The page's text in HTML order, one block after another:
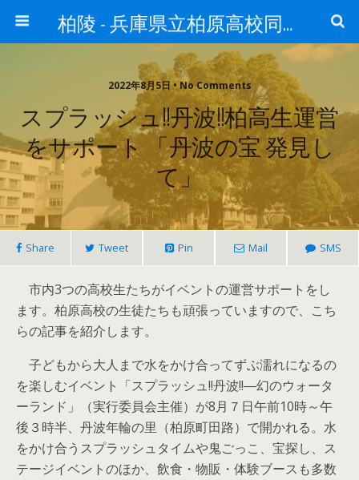
柏陵 - 兵庫県立柏原高校同窓会
2022年8月5日 • No Comments
スプラッシュ!!丹波!!柏高生運営
をサポート 「丹波の宝 発見し
て」
Share Tweet Pin Mail SMS
市内3つの高校生たちがイベントの運営サポートをし
ます。柏原高校の生徒たちも頑張っていますので、こち
らの記事を紹介します。
子どもから大人まで水をかけ合ってずぶ濡れになるの
を楽しむイベント「スプラッシュ!!丹波!!―幻のウォータ
ーランド」（実行委員会主催）が8月７日午前10時～午
後３時半、丹波年輪の里（柏原町田路）で開かれる。水
をかけ合うスプラッシュタイムや鬼ごっこ、宝探し、ス
テージイベントのほか、飲食・物販・体験ブースも多数